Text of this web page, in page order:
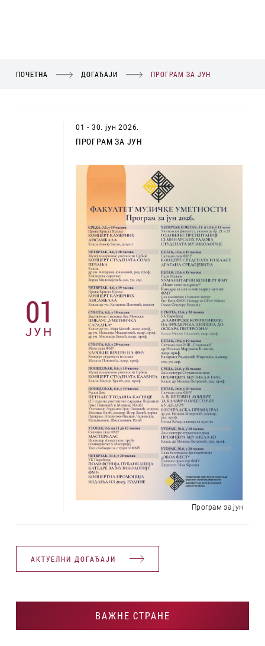
ПОЧЕТНА ДОГАЂАЈИ ПРОГРАМ ЗА ЈУН
01
ЈУН
01 - 30. јун 2026.
ПРОГРАМ ЗА ЈУН
Програм за јун
АКТУЕЛНИ ДОГАЂАЈИ
ВАЖНЕ СТРАНЕ